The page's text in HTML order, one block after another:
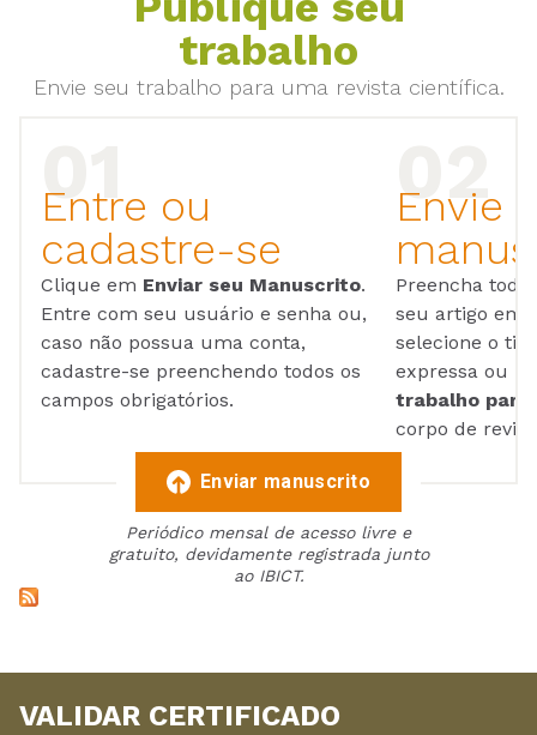
trabalho
Envie seu trabalho para uma revista científica.
Entre ou
cadastre-se
Clique em Enviar seu Manuscrito.
Entre com seu usuário e senha ou,
caso não possua uma conta,
cadastre-se preenchendo todos os
campos obrigatórios.
Envie
Preencha
seu artigo em
selecione o
expressa ou
trabalho para
corpo de
Enviar manuscrito
Periódico mensal de acesso livre e
gratuito, devidamente registrada junto
ao IBICT.
VALIDAR CERTIFICADO